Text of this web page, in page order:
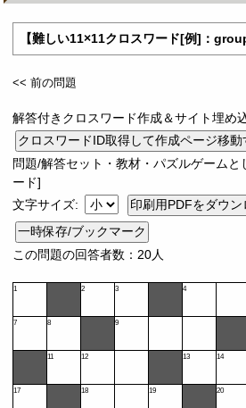
【難しい11×11クロスワード[例]：
<< 前の問題
解答付きクロスワード作成＆サイト埋め
問題/解答セット・教材・パズルゲームと
ード]
文字サイズ:
一時保存/ブックマーク
この問題の回答者数：20人
1 2 3 4
7 8 9
11 12 13 14
17 18 19 20